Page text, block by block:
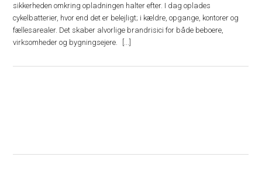
sikkerheden omkring opladningen halter efter. I dag oplades
cykelbatterier, hvor end det er belejligt; i kældre, opgange, kontorer og
fællesarealer. Det skaber alvorlige brandrisici for både beboere,
virksomheder og bygningsejere.